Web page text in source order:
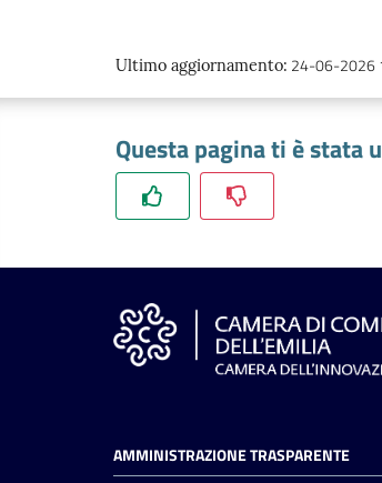
Ultimo aggiornamento: 24-06-2026
Questa pagina ti è stata
AMMINISTRAZIONE TRASPARENTE